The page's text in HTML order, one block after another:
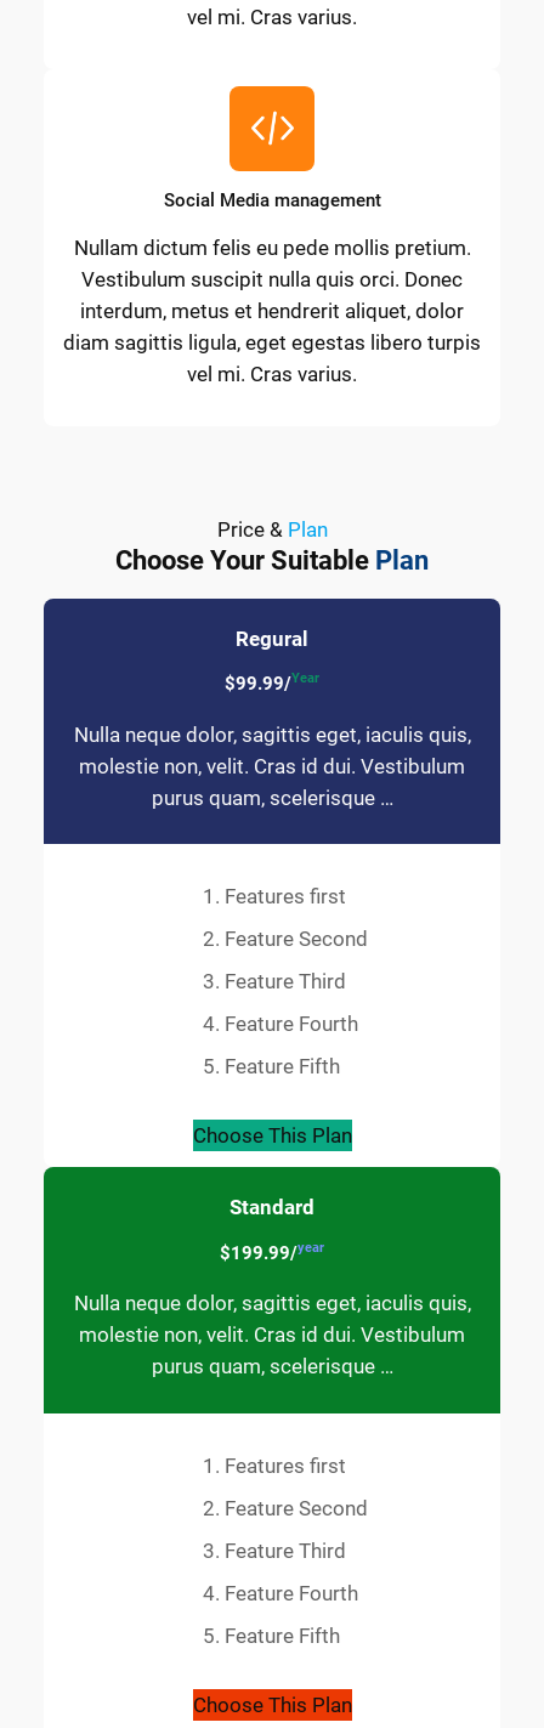
vel mi. Cras varius.
Social Media management
Nullam dictum felis eu pede mollis pretium.
Vestibulum suscipit nulla quis orci. Donec
interdum, metus et hendrerit aliquet, dolor
diam sagittis ligula, eget egestas libero turpis
vel mi. Cras varius.
Price & Plan
Choose Your Suitable Plan
Regural
$99.99/Year
Nulla neque dolor, sagittis eget, iaculis quis,
molestie non, velit. Cras id dui. Vestibulum
purus quam, scelerisque …
Features first
Feature Second
Feature Third
Feature Fourth
Feature Fifth
Choose This Plan
Standard
$199.99/year
Nulla neque dolor, sagittis eget, iaculis quis,
molestie non, velit. Cras id dui. Vestibulum
purus quam, scelerisque …
Features first
Feature Second
Feature Third
Feature Fourth
Feature Fifth
Choose This Plan